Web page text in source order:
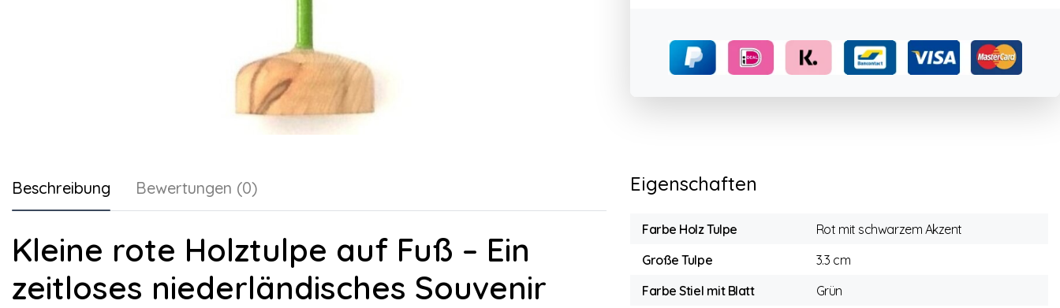
Beschreibung Bewertungen (0)
Kleine rote Holztulpe auf Fuß – Ein
zeitloses niederländisches Souvenir
Eigenschaften
Farbe Holz Tulpe
Rot mit schwarzem Akzent
Große Tulpe
3.3 cm
Farbe Stiel mit Blatt
Grün